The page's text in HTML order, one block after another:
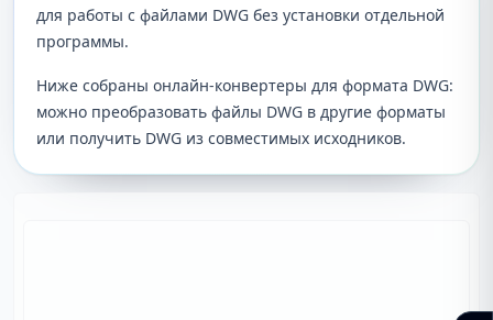
для работы с файлами DWG без установки отдельной
программы.
Ниже собраны онлайн-конвертеры для формата DWG:
можно преобразовать файлы DWG в другие форматы
или получить DWG из совместимых исходников.